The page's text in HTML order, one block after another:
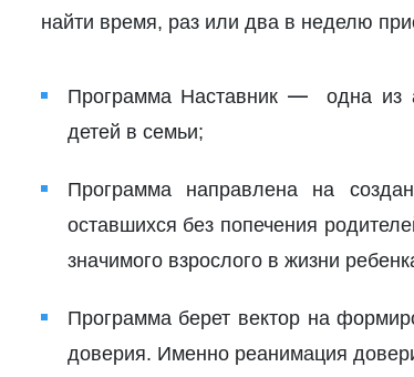
найти время, раз или два в неделю
Программа Наставник —
одна из
детей в семьи;
Программа направлена на
оставшихся без попечения
значимого взрослого в жизни
Программа берет вектор на
доверия. Именно реанимация